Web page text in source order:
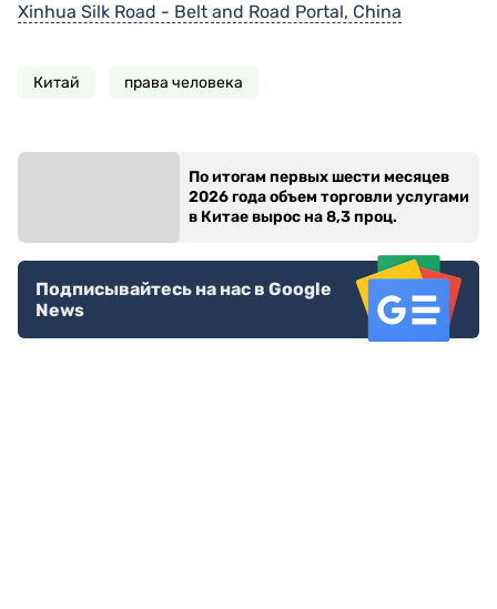
Xinhua Silk Road - Belt and Road Portal, China
Китай права человека
По итогам первых шести месяцев
2026 года объем торговли услугами
в Китае вырос на 8,3 проц.
Подписывайтесь на нас в Google
News